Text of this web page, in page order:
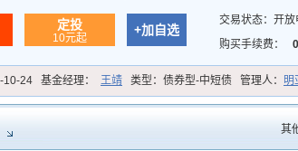
定投
10元起
+加自选
交易状态： 开放
购买手续费：
10-24 基金经理： 王靖 类型： 债券型-中短债 管理人： 明
其